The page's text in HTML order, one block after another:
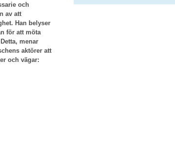
och
av att
Han belyser
för att möta
menar
aktörer att
och vägar: